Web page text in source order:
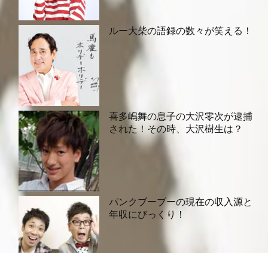
ルー大柴の語録の数々が笑える！
喜多嶋舞の息子の大沢零次が逮捕
された！その時、大沢樹生は？
パンクブーブーの現在の収入源と
年収にびっくり！